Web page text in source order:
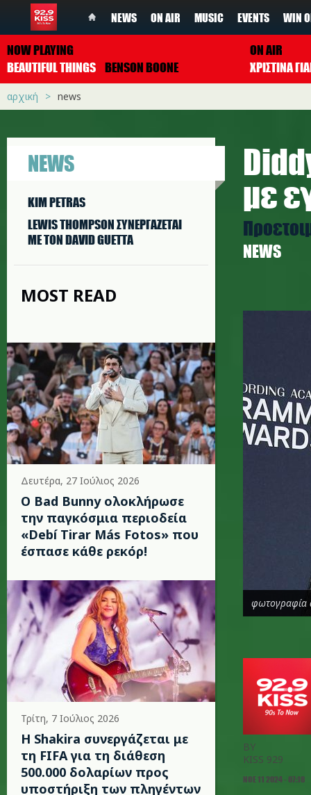
NEWS ON AIR MUSIC EVENTS WIN
NOW PLAYING
BEAUTIFUL THINGS BENSON BOONE
ON AIR
ΧΡΙΣΤΙΝΑ
αρχική news
NEWS
KIM PETRAS
LEWIS THOMPSON ΣΥΝΕΡΓAΖΕΤΑΙ
ΜΕ ΤΟΝ DAVID GUETTA
MOST READ
Δευτέρα, 27 Ιούλιος 2026
Ο Bad Bunny ολοκλήρωσε
την παγκόσμια περιοδεία
«Debí Tirar Más Fotos» που
έσπασε κάθε ρεκόρ!
Τρίτη, 7 Ιούλιος 2026
Η Shakira συνεργάζεται με
τη FIFA για τη διάθεση
500.000 δολαρίων προς
υποστήριξη των πληγέντων
με
NEWS
di.jpg
φωτογραφία
BY
KISS 929
ΝΟΕ 11 2024 - 07:18